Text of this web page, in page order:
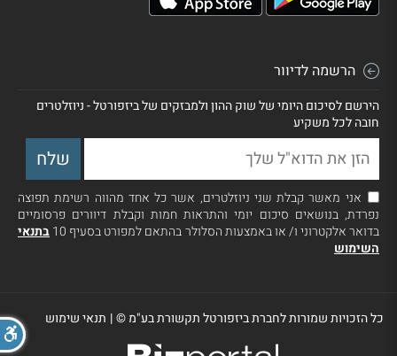
הרשמה לדיוור
הירשם לסיכום היומי של שוק ההון ולמבזקים של ביזפורטל - ניוזלטרים
חובה לכל משקיע
אני מאשר קבלת שני ניוזלטרים, אשר כל אחד מהווה רשימת תפוצה
נפרדת, בנושאים סיכום יומי והתראות חמות וקבלת דיוורים פרסומיים
בדואר אלקטרוני ו/ או באמצעות הסלולר בהתאם למפורט בסעיף 10
בתנאי
השימוש
כל הזכויות שמורות לחברת ביזפורטל תקשורת בע"מ ©| תנאי שימוש